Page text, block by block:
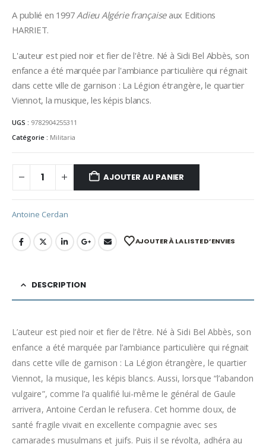
A publié en 1997 Adieu Algérie françaiseaux Editions
HARRIET.
L'auteur est pied noir et fier de l'être. Né à Sidi Bel Abbès, son
enfance a été marquée par l'ambiance particulière qui régnait
dans cette ville de garnison : La Légion étrangère, le quartier
Viennot, la musique, les képis blancs.
UGS : 9782904255311
Catégorie : Militaria
AJOUTER AU PANIER
Antoine Cerdan
AJOUTER À LA LISTE D’ENVIES
DESCRIPTION
L’auteur est pied noir et fier de l’être. Né à Sidi Bel Abbès, son
enfance a été marquée par l’ambiance particulière qui régnait
dans cette ville de garnison : La Légion étrangère, le quartier
Viennot, la musique, les képis blancs. Aussi, lorsque “l’abandon
vulgaire”, comme l’a qualifié lui-même le général de Gaule
arrivera, Antoine Cerdan le refusera. Cet homme doux, de
santé fragile vivait en excellente compagnie avec ses
camarades musulmans et juifs. Puis il se révolta, adhéra au